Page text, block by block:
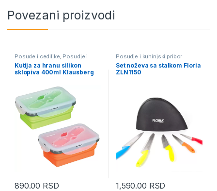
Povezani proizvodi
Posude i cediljke, Posudje i
kuhinjski pribor
Kutija za hranu silikon
sklopiva 400ml Klausberg
890.00 RSD
Posudje i kuhinjski pribor
Set noževa sa stalkom Floria
ZLN1150
1,590.00 RSD